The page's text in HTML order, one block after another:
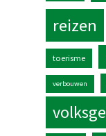
reizen
toerisme
verbouwen